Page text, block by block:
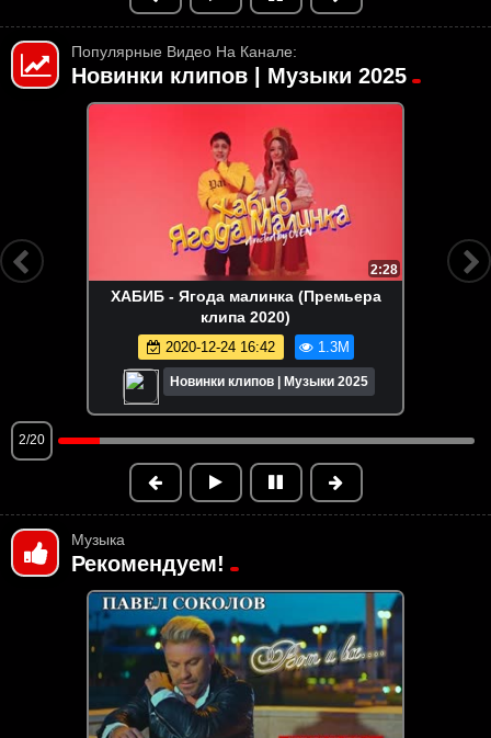
Популярные Видео На Канале:
Новинки клипов | Музыки 2025
4:32
RASA (Раса) - ПОГУДИМ (Премьера
клипа 2022)
2022-08-12 10:08 1.2M
Новинки клипов | Музыки 2025
3/20
Музыка
Рекомендуем!